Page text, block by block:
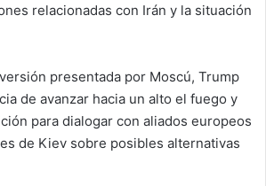
relacionadas con Irán y la situación
presentada por Moscú, Trump
de avanzar hacia un alto el fuego y
para dialogar con aliados europeos
de Kiev sobre posibles alternativas